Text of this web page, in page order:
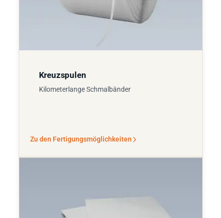
Kreuzspulen
Kilometerlange Schmalbänder
Zu den Fertigungsmöglichkeiten